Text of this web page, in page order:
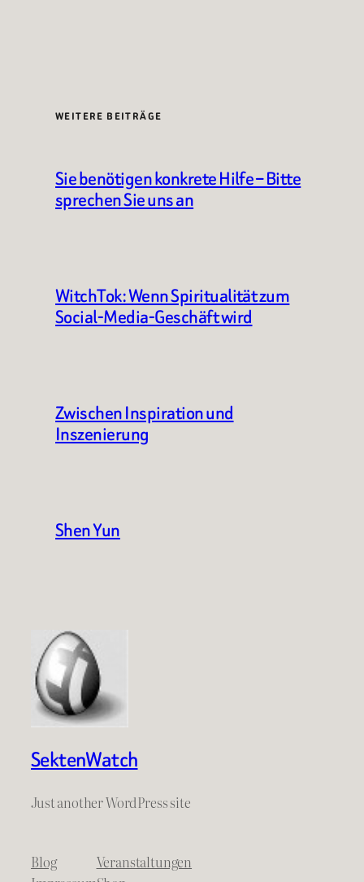
WEITERE BEITRÄGE
Sie benötigen konkrete Hilfe – Bitte
sprechen Sie uns an
WitchTok: Wenn Spiritualität zum
Social-Media-Geschäft wird
Zwischen Inspiration und
Inszenierung
Shen Yun
SektenWatch
Just another WordPress site
Blog
Veranstaltungen